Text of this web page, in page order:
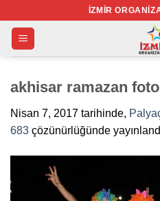
atla
İZMIR
akhisar ramazan
Nisan 7, 2017 tarihinde,
683 çözünürlüğünde